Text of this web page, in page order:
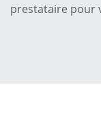
prestataire pour